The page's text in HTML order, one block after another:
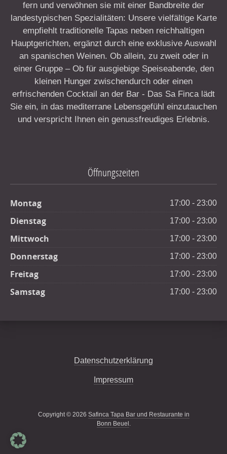
fern und verwöhnen sie mit einer Bandbreite der
landestypischen Spezialitäten: Unsere vielfältige Karte
empfiehlt traditionelle Tapas neben reichhaltigen
Hauptgerichten, ergänzt durch eine exklusive Auswahl
an spanischen Weinen. Ob allein, zu zweit oder in
einer Gruppe – Ob für ausgiebige Speiseabende, den
kleinen Hunger zwischendurch oder einen
erfrischenden Cocktail an der Bar - Das Sa Finca lädt
Sie ein, in das mediterrane Lebensgefühl einzutauchen
und verspricht Ihnen ein genussfreudiges Erlebnis.
Öffnungszeiten
Montag 17:00 - 23:00
Dienstag 17:00 - 23:00
Mittwoch 17:00 - 23:00
Donnerstag 17:00 - 23:00
Freitag 17:00 - 23:00
Samstag 17:00 - 23:00
Datenschutzerklärung
Impressum
Copyright © 2026 Safinca Tapa Bar und Restaurante in
Bonn Beuel .